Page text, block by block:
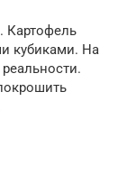
Картофель
кубиками. На